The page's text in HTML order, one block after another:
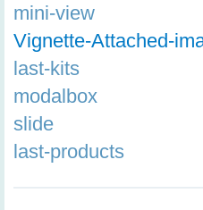
mini-view
Vignette-Attached-
last-kits
modalbox
slide
last-products